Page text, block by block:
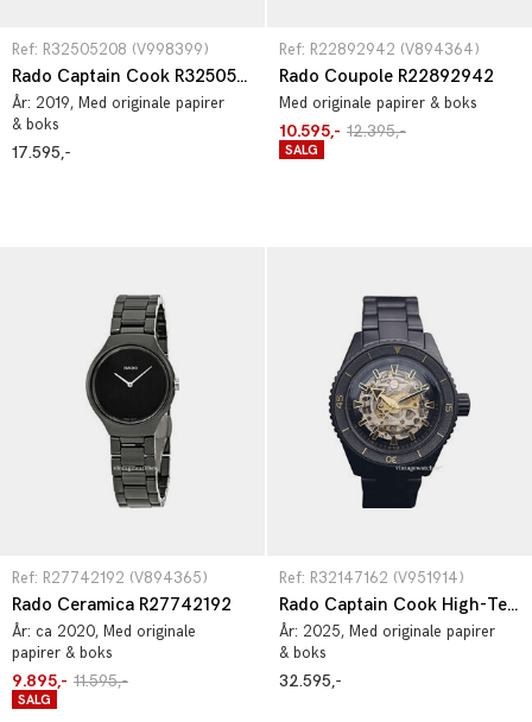
Ref: R32505208 (V998399)
Rado Captain Cook R32505208
År: 2019, Med originale papirer
& boks
17.595,-
Ref: R22892942 (V894364)
Rado Coupole R22892942
Med originale papirer & boks
10.595,- 12.395,-
SALG
Ref: R27742192 (V894365)
Rado Ceramica R27742192
År: ca 2020, Med originale
papirer & boks
9.895,- 11.595,-
SALG
Ref: R32147162 (V951914)
Rado Captain Cook High-Tech Ceramic Limited Edition R32147162
År: 2025, Med originale papirer
& boks
32.595,-